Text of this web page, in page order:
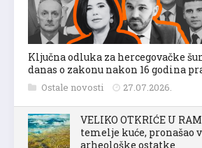
Ključna odluka za hercegovačke
danas o zakonu nakon 16 godina
Ostale novosti 27.07.2026.
VELIKO OTKRIĆE U
temelje kuće, pronašao
arheološke ostatke